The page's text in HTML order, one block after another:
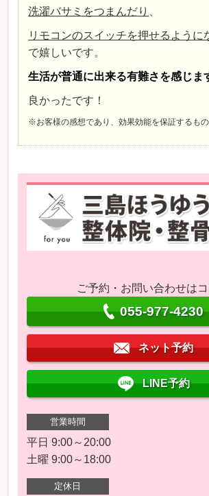
洗濯バサミをつまんだり
リモコンのスイッチを押せるように
で嬉しいです。
生活が普通に出来る有難さを感じま
良かったです！
※お客様の感想であり、効果効能を保証するもの
ご予約・お問い合わせは
055-977-4230
ネット予約
LINE予約
営業時間
平日 9:00～20:00
土曜 9:00～18:00
定休日